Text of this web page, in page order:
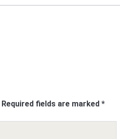
Required fields are marked*